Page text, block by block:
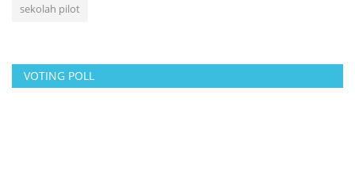
sekolah pilot
VOTING POLL